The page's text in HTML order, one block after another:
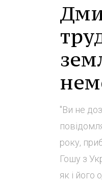
"Ви не
року,
Гошу з
як і його